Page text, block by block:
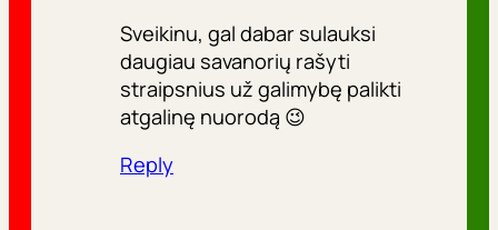
Sveikinu, gal dabar sulauksi
daugiau savanorių rašyti
straipsnius už galimybę palikti
atgalinę nuorodą 😉
Reply